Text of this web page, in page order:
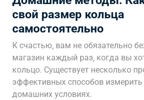
свой размер кольца
самостоятельно
К счастью‚ вам не обязательно
магазин каждый раз‚ когда вы
кольцо. Существует несколько
эффективных способов
домашних условиях.